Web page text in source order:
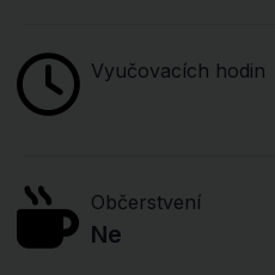
Vyučovacích hodin
Občerstvení
Ne